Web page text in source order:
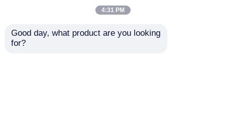
4:31 PM
Good day, what product are you looking
for?